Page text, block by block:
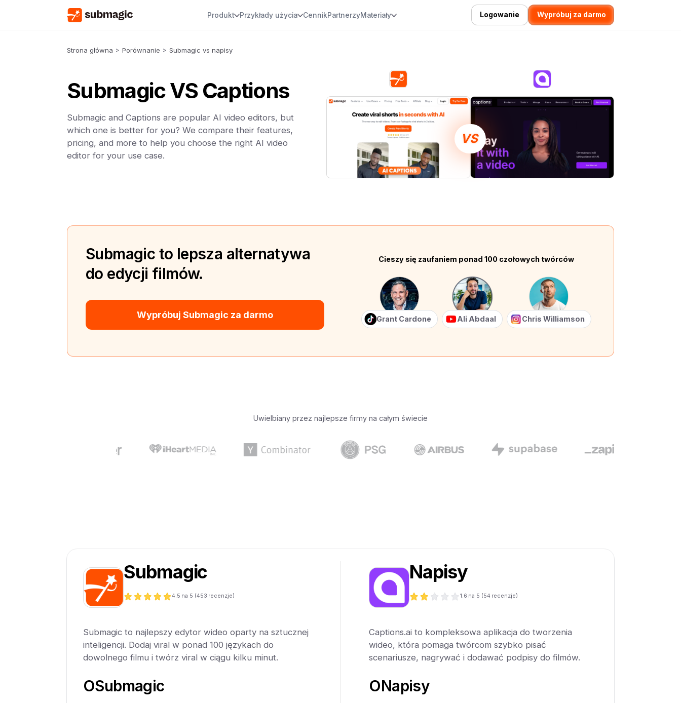
Produkt Przykłady użycia CennikPartnerzyMateriały Logowanie Wypróbuj za darmo
Strona główna > Porównanie > Submagic vs napisy
Submagic VS Captions
Submagic and Captions are popular AI video editors, but
which one is better for you? We compare their features,
pricing, and more to help you choose the right AI video
editor for your use case.
VS
Submagic to lepsza alternatywa
do edycji filmów.
Wypróbuj Submagic za darmo
Cieszy się zaufaniem ponad 100 czołowych twórców
Grant Cardone Ali Abdaal Chris Williamson
Uwielbiany przez najlepsze firmy na całym świecie
Submagic
4.5 na 5 (453 recenzje)
Submagic to najlepszy edytor wideo oparty na sztucznej
inteligencji. Dodaj viral w ponad 100 językach do
dowolnego filmu i twórz viral w ciągu kilku minut.
OSubmagic
Napisy
1.6 na 5 (54 recenzje)
Captions.ai to kompleksowa aplikacja do tworzenia
wideo, która pomaga twórcom szybko pisać
scenariusze, nagrywać i dodawać podpisy do filmów.
ONapisy